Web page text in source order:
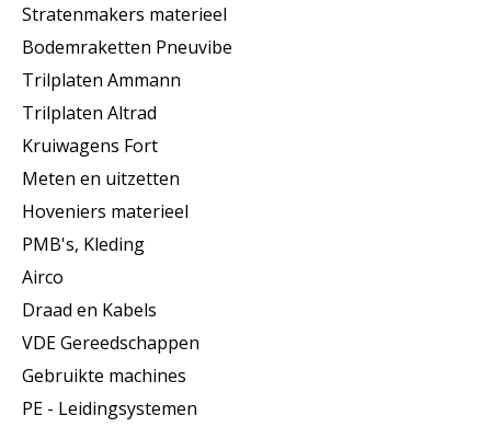
Stratenmakers materieel
Bodemraketten Pneuvibe
Trilplaten Ammann
Trilplaten Altrad
Kruiwagens Fort
Meten en uitzetten
Hoveniers materieel
PMB's, Kleding
Airco
Draad en Kabels
VDE Gereedschappen
Gebruikte machines
PE - Leidingsystemen